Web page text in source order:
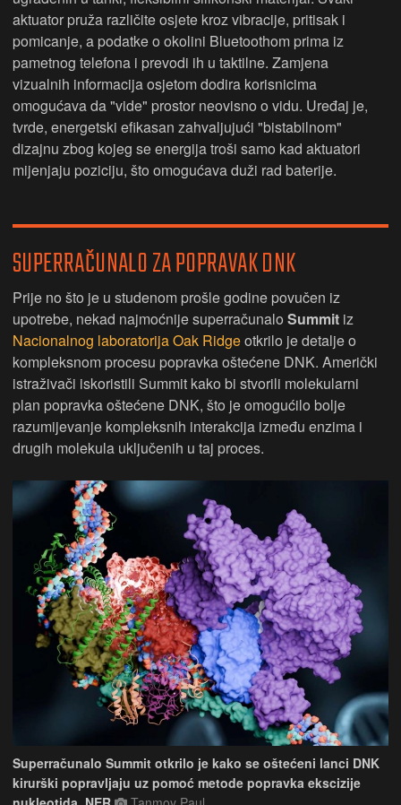
aktuator pruža različite osjete kroz vibracije, pritisak i
pomicanje, a podatke o okolini Bluetoothom prima iz
pametnog telefona i prevodi ih u taktilne. Zamjena
vizualnih informacija osjetom dodira korisnicima
omogućava da "vide" prostor neovisno o vidu. Uređaj je,
tvrde, energetski efikasan zahvaljujući "bistabilnom"
dizajnu zbog kojeg se energija troši samo kad aktuatori
mijenjaju poziciju, što omogućava duži rad baterije.
SUPERRAČUNALO ZA POPRAVAK DNK
Prije no što je u studenom prošle godine povučen iz
upotrebe, nekad najmoćnije superračunalo Summit iz
Nacionalnog laboratorija Oak Ridgeotkrilo je detalje o
kompleksnom procesu popravka oštećene DNK. Američki
istraživači iskoristili Summit kako bi stvorili molekularni
plan popravka oštećene DNK, što je omogućilo bolje
razumijevanje kompleksnih interakcija između enzima i
drugih molekula uključenih u taj proces.
Superračunalo Summit otkrilo je kako se oštećeni lanci DNK
kirurški popravljaju uz pomoć metode popravka ekscizije